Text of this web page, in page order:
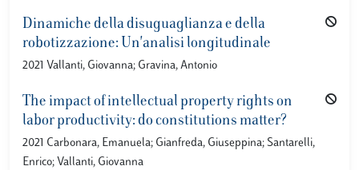
Dinamiche della disuguaglianza e della
robotizzazione: Un'analisi longitudinale
2021 Vallanti, Giovanna; Gravina, Antonio
The impact of intellectual property rights on
labor productivity: do constitutions matter?
2021 Carbonara, Emanuela; Gianfreda, Giuseppina; Santarelli,
Enrico; Vallanti, Giovanna